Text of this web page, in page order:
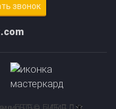
ГБО
звонок